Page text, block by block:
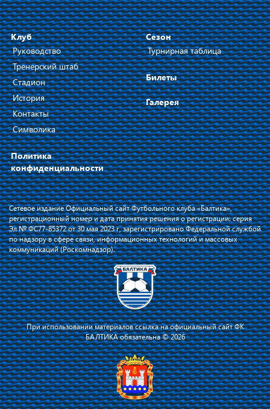
Клуб
Руководство
Тренерский штаб
Стадион
История
Контакты
Символика
Политика
конфиденциальности
Сезон
Турнирная таблица
Билеты
Галерея
Сетевое издание Официальный сайт Футбольного клуба «Балтика»,
регистрационный номер и дата принятия решения о регистрации: серия
Эл № ФС77-85372 от 30 мая 2023 г, зарегистрировано Федеральной службой
по надзору в сфере связи, информационных технологий и массовых
коммуникаций (Роскомнадзор).
При использовании материалов ссылка на официальный сайт ФК
БАЛТИКА обязательна © 2026